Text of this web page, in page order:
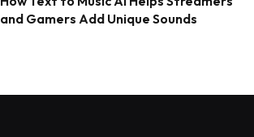
and Gamers Add Unique Sounds